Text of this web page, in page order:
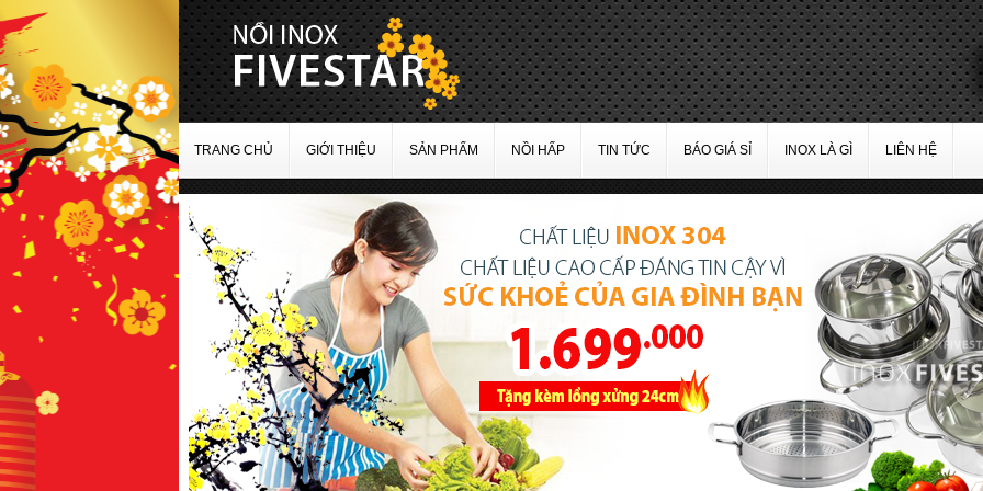
TRANG CHỦ GIỚI THIỆU SẢN PHẨM NỒI HẤP TIN TỨC BÁO GIÁ SỈ INOX LÀ GÌ LIÊN HỆ